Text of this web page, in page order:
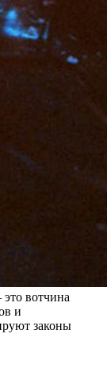
вотчина
и
законы